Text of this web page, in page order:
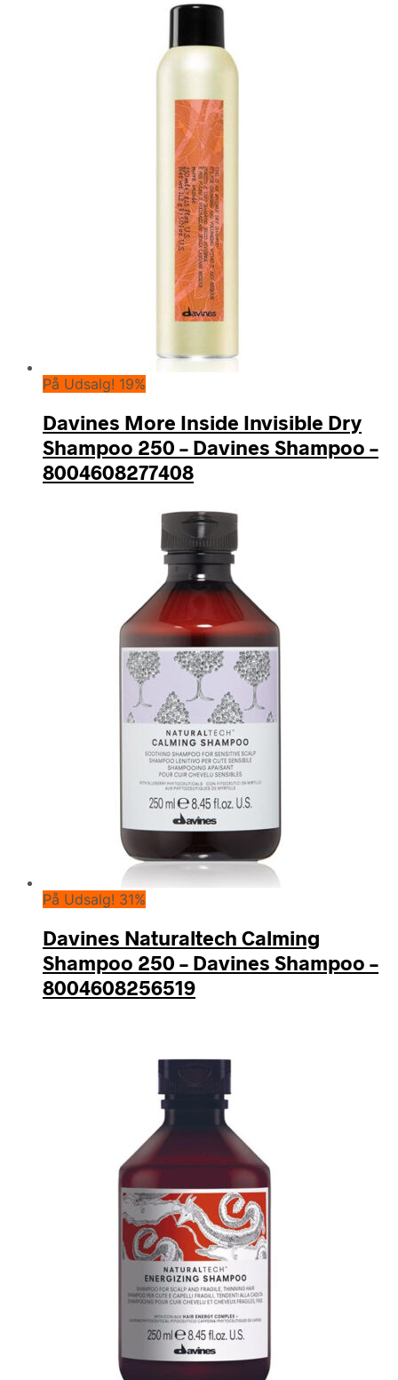
På Udsalg! 19%
Davines More Inside Invisible Dry
Shampoo 250 – Davines Shampoo –
8004608277408
På Udsalg! 31%
Davines Naturaltech Calming
Shampoo 250 – Davines Shampoo –
8004608256519